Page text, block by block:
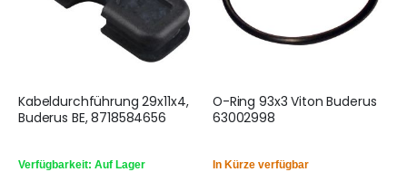
Kabeldurchführung 29x11x4,
Buderus BE, 8718584656
Verfügbarkeit: Auf Lager
O-Ring 93x3 Viton Buderus
63002998
In Kürze verfügbar